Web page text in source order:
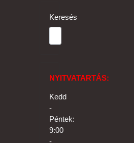
Keresés
NYITVATARTÁS:
Kedd
-
Péntek:
9:00
-